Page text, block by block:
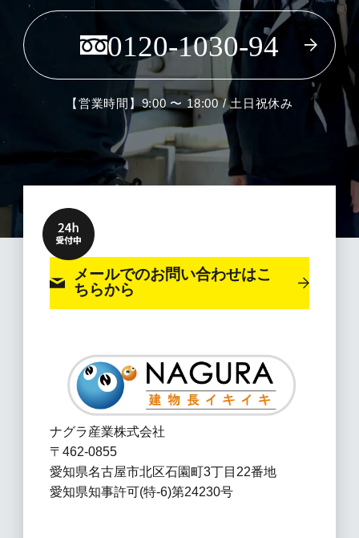
0120-1030-94
【営業時間】9:00 〜 18:00 / 土日祝休み
メールでのお問い合わせはこ
ちらから
ナグラ産業株式会社
〒462-0855
愛知県名古屋市北区石園町3丁目22番地
愛知県知事許可(特-6)第24230号